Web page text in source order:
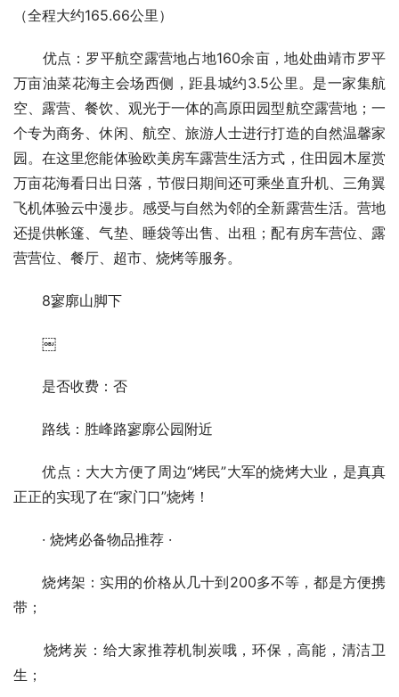
（全程大约165.66公里）
优点：罗平航空露营地占地160余亩，地处曲靖市罗平
万亩油菜花海主会场西侧，距县城约3.5公里。是一家集航
空、露营、餐饮、观光于一体的高原田园型航空露营地；一
个专为商务、休闲、航空、旅游人士进行打造的自然温馨家
园。在这里您能体验欧美房车露营生活方式，住田园木屋赏
万亩花海看日出日落，节假日期间还可乘坐直升机、三角翼
飞机体验云中漫步。感受与自然为邻的全新露营生活。营地
还提供帐篷、气垫、睡袋等出售、出租；配有房车营位、露
营营位、餐厅、超市、烧烤等服务。
8寥廓山脚下
￼
是否收费：否
路线：胜峰路寥廓公园附近
优点：大大方便了周边“烤民”大军的烧烤大业，是真真
正正的实现了在“家门口”烧烤！
· 烧烤必备物品推荐 ·
烧烤架：实用的价格从几十到200多不等，都是方便携
带；
烧烤炭：给大家推荐机制炭哦，环保，高能，清洁卫
生；